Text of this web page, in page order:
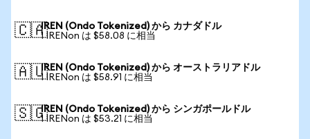
🇨🇦IREN (Ondo Tokenized) から カナダドル
1 IRENon は $58.08 に相当
🇦🇺IREN (Ondo Tokenized) から オーストラリアドル
1 IRENon は $58.91 に相当
🇸🇬IREN (Ondo Tokenized) から シンガポールドル
1 IRENon は $53.21 に相当